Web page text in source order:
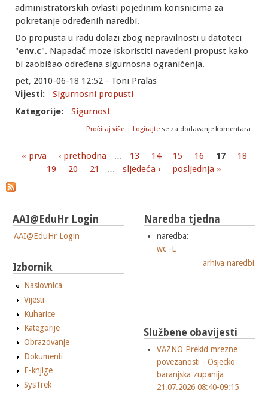
administratorskih ovlasti pojedinim korisnicima za
pokretanje određenih naredbi.
Do propusta u radu dolazi zbog nepravilnosti u datoteci
"env.c". Napadač moze iskoristiti navedeni propust kako
bi zaobišao određena sigurnosna ograničenja.
pet, 2010-06-18 12:52 - Toni Pralas
Vijesti:
Sigurnosni propusti
Kategorije:
Sigurnost
Pročitaj više
o Sigurnosni nedostaci unutar
Logirajte se za dodavanje komentara
Stranice
« prva ‹ prethodna … 13 14 15 16 17
18
19
20 21 … sljedeća › posljednja »
AAI@EduHr Login
AAI@EduHr Login
Izbornik
Naslovnica
Vijesti
Kuharice
Kategorije
Obrazovanje
Dokumenti
E-knjige
SysTrek
Naredba tjedna
naredba:
wc -L
arhiva naredbi
Službene obavijesti
VAZNO Prekid mrezne
povezanosti - Osjecko-
baranjska zupanija
21.07.2026 08:40-09:15